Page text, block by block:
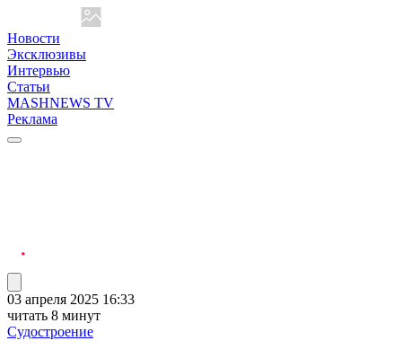
Новости
Эксклюзивы
Интервью
Статьи
MASHNEWS TV
Реклама
03 апреля 2025 16:33
читать 8 минут
Судостроение